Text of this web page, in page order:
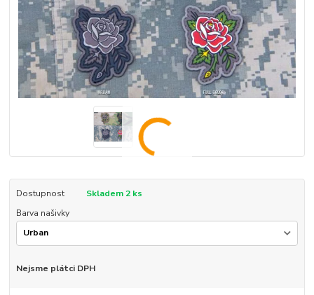
Dostupnost
Skladem 2 ks
Barva našivky
Nejsme plátci DPH